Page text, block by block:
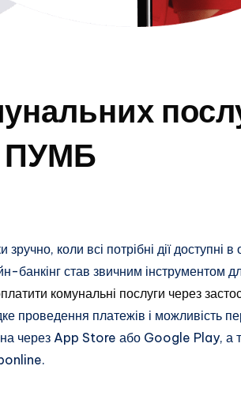
ПУМБ
коли всі потрібні дії доступні
банкінг став звичним інструментом
комунальні послуги через
проведення платежів і можливість
через App Store або Google Play, а